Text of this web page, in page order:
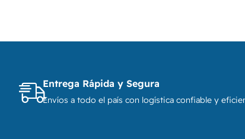
Entrega Rápida y Segura
Envíos a todo el país con logística confiable y